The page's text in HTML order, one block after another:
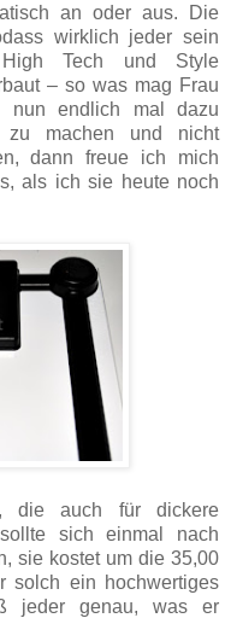
an oder aus. Die
wirklich jeder sein
Tech und Style
– so was mag Frau
endlich mal dazu
zu machen und nicht
dann freue ich mich
als ich sie heute noch
die auch für dickere
sich einmal nach
sie kostet um die 35,00
solch ein hochwertiges
jeder genau, was er